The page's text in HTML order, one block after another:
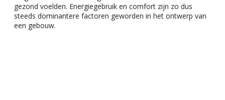
gezond voelden. Energiegebruik en comfort zijn zo dus
steeds dominantere factoren geworden in het ontwerp van
een gebouw.